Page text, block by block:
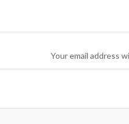
Your email address